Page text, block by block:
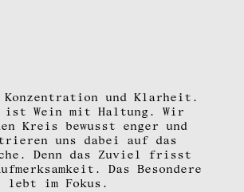
und Klarheit.
ist Wein mit Haltung. Wir
Kreis bewusst enger und
uns dabei auf das
Denn das Zuviel frisst
Das Besondere
lebt im Fokus.